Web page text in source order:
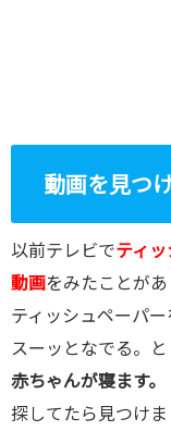
動画を見つ
以前テレビでティ
動画をみたことがあ
ティッシュペーパ
スーッとなでる。と
赤ちゃんが寝ます。
探してたら見つけま